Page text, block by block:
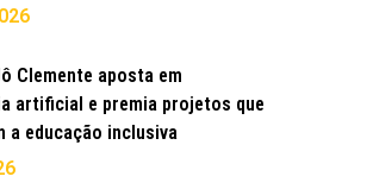
Clemente aposta em
artificial e premia projetos que
a educação inclusiva